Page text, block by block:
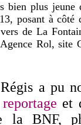
bien plus jeune
posant à côté
de La
Rol, site
a pu
reportage et
la BNF,